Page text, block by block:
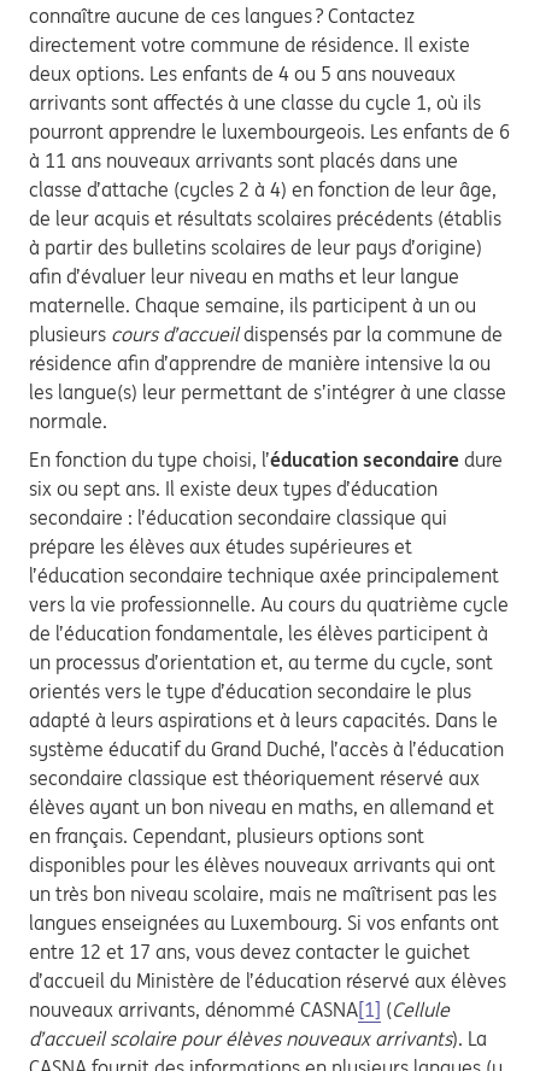
connaître aucune de ces langues ? Contactez
directement votre commune de résidence. Il existe
deux options. Les enfants de 4 ou 5 ans nouveaux
arrivants sont affectés à une classe du cycle 1, où ils
pourront apprendre le luxembourgeois. Les enfants de 6
à 11 ans nouveaux arrivants sont placés dans une
classe d’attache (cycles 2 à 4) en fonction de leur âge,
de leur acquis et résultats scolaires précédents (établis
à partir des bulletins scolaires de leur pays d’origine)
afin d’évaluer leur niveau en maths et leur langue
maternelle. Chaque semaine, ils participent à un ou
plusieurs cours d’accueildispensés par la commune de
résidence afin d’apprendre de manière intensive la ou
les langue(s) leur permettant de s’intégrer à une classe
normale.
En fonction du type choisi, l’éducation secondaire dure
six ou sept ans. Il existe deux types d’éducation
secondaire : l’éducation secondaire classique qui
prépare les élèves aux études supérieures et
l’éducation secondaire technique axée principalement
vers la vie professionnelle. Au cours du quatrième cycle
de l’éducation fondamentale, les élèves participent à
un processus d’orientation et, au terme du cycle, sont
orientés vers le type d’éducation secondaire le plus
adapté à leurs aspirations et à leurs capacités. Dans le
système éducatif du Grand Duché, l’accès à l’éducation
secondaire classique est théoriquement réservé aux
élèves ayant un bon niveau en maths, en allemand et
en français. Cependant, plusieurs options sont
disponibles pour les élèves nouveaux arrivants qui ont
un très bon niveau scolaire, mais ne maîtrisent pas les
langues enseignées au Luxembourg. Si vos enfants ont
entre 12 et 17 ans, vous devez contacter le guichet
d’accueil du Ministère de l’éducation réservé aux élèves
nouveaux arrivants, dénommé CASNA[1] (Cellule
d’accueil scolaire pour élèves nouveaux arrivants). La